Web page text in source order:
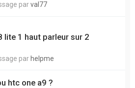
parval77
lite 1 haut parleur sur 2
parhelpme
htc one a9 ?